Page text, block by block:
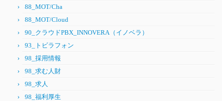
88_MOT/Cha
88_MOT/Cloud
90_クラウドPBX_INNOVERA（イノベラ）
93_トビラフォン
98_採用情報
98_求む人財
98_求人
98_福利厚生